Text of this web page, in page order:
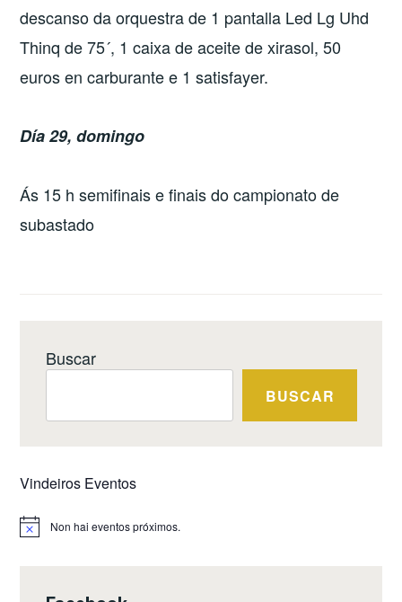
descanso da orquestra de 1 pantalla Led Lg Uhd
Thinq de 75´, 1 caixa de aceite de xirasol, 50
euros en carburante e 1 satisfayer.
Día 29, domingo
Ás 15 h semifinais e finais do campionato de
subastado
Buscar
BUSCAR
Vindeiros Eventos
Notice Non hai eventos próximos.